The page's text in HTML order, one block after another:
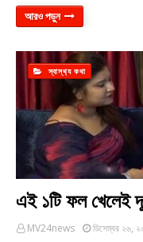
আরও পড়ুন
স্বাস্থ‍্য কথা
এই ১টি ফল খেলেই
MV24news ডিসেম্বর ২৬,